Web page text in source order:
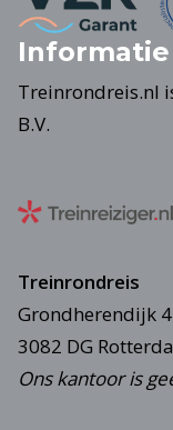
Informatie
Treinrondreis.nl
B.V.
Treinrondreis
Grondherendijk
3082 DG
Ons kantoor is